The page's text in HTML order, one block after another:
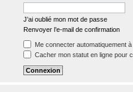
J’ai oublié mon mot de passe
Renvoyer l’e-mail de confirmation
Me connecter automatiquement
Cacher mon statut en ligne pour